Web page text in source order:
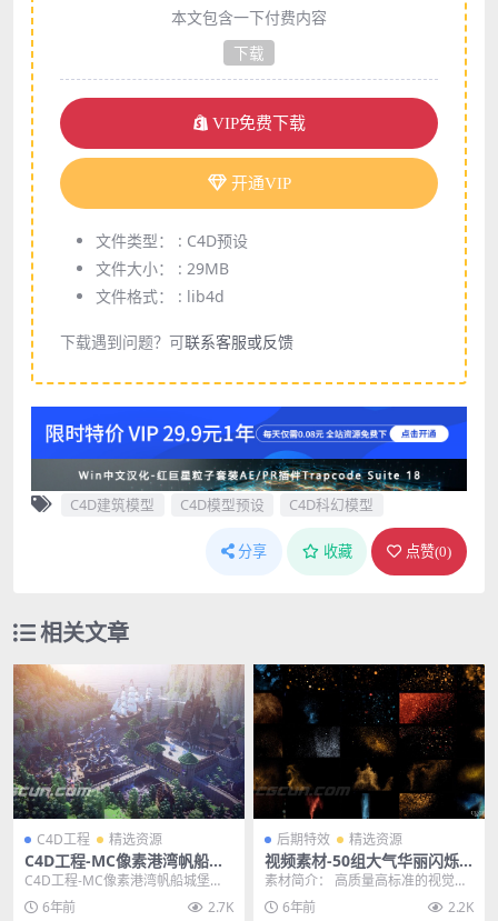
本文包含一下付费内容
下载
VIP免费下载
开通VIP
文件类型： : C4D预设
文件大小： : 29MB
文件格式： : lib4d
下载遇到问题？可联系客服或反馈
C4D建筑模型 C4D模型预设 C4D科幻模型
分享 收藏 点赞(0)
相关文章
C4D工程 精选资源
C4D工程-MC像素港湾帆船城
堡《我的世界》3D游戏场景模
型工程
C4D工程-MC像素港湾帆船城堡
《我的世界》3D游戏场景模型工程
主题授权提示：...
6年前 2.7K
后期特效 精选资源
视频素材-50组大气华丽闪烁
粒子飞舞叠加合成4K视频特效
素材
素材简介： 高质量高标准的视觉效
果，适用不同视频场景，烘托画面
气氛，效果独特。使...
6年前 2.2K